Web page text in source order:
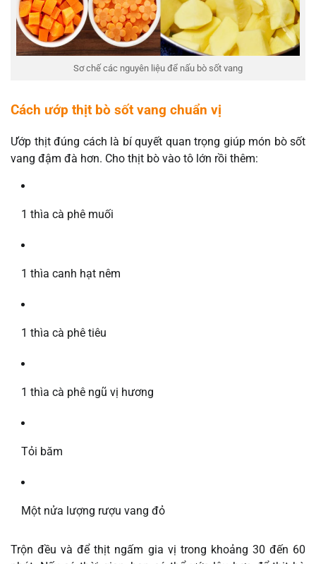
Sơ chế các nguyên liệu để nấu bò sốt vang
Cách ướp thịt bò sốt vang chuẩn vị
Ướp thịt đúng cách là bí quyết quan trọng giúp món bò sốt
vang đậm đà hơn. Cho thịt bò vào tô lớn rồi thêm:
1 thìa cà phê muối
1 thìa canh hạt nêm
1 thìa cà phê tiêu
1 thìa cà phê ngũ vị hương
Tỏi băm
Một nửa lượng rượu vang đỏ
Trộn đều và để thịt ngấm gia vị trong khoảng 30 đến 60